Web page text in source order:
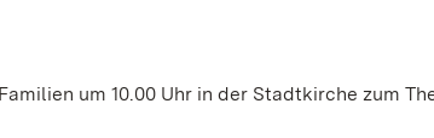
um 10.00 Uhr in der Stadtkirche zum